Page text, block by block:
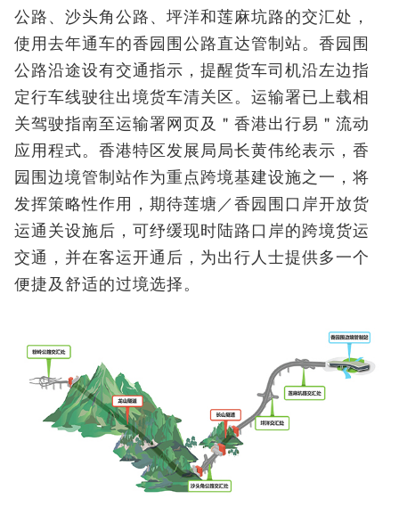
公路、沙头角公路、坪洋和莲麻坑路的交汇处，
使用去年通车的香园围公路直达管制站。香园围
公路沿途设有交通指示，提醒货车司机沿左边指
定行车线驶往出境货车清关区。运输署已上载相
关驾驶指南至运输署网页及＂香港出行易＂流动
应用程式。香港特区发展局局长黄伟纶表示，香
园围边境管制站作为重点跨境基建设施之一，将
发挥策略性作用，期待莲塘／香园围口岸开放货
运通关设施后，可纾缓现时陆路口岸的跨境货运
交通，并在客运开通后，为出行人士提供多一个
便捷及舒适的过境选择。